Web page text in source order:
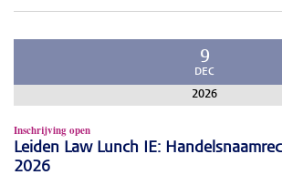
9
DEC
2026
Inschrijving open
Leiden Law Lunch IE:
2026